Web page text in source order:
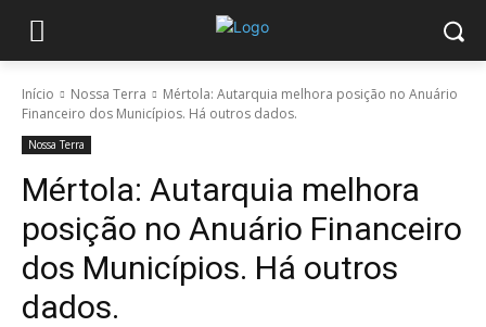
Início Nossa Terra
Mértola: Autarquia melhora posição no Anuário
Financeiro dos Municípios. Há outros dados.
Nossa Terra
Mértola: Autarquia melhora
posição no Anuário Financeiro
dos Municípios. Há outros
dados.